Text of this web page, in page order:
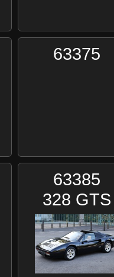
63375
63385
328 GTS